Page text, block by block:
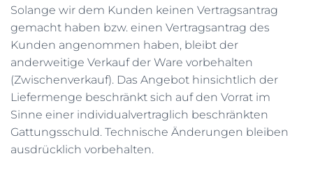
Solange wir dem Kunden keinen Vertragsantrag
gemacht haben bzw. einen Vertragsantrag des
Kunden angenommen haben, bleibt der
anderweitige Verkauf der Ware vorbehalten
(Zwischenverkauf). Das Angebot hinsichtlich der
Liefermenge beschränkt sich auf den Vorrat im
Sinne einer individualvertraglich beschränkten
Gattungsschuld. Technische Änderungen bleiben
ausdrücklich vorbehalten.